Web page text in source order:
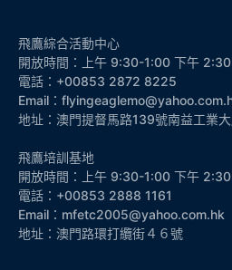
飛鷹綜合活動中心
開放時間：上午 9:30-1:00 下午
電話：+00853 2872 8225
Email：
地址：澳門提督馬路139號南益工業
飛鷹培訓基地
開放時間：上午 9:30-1:00 下午
電話：+00853 2888 1161
Email：mfetc2005@yahoo.com.hk
地址：澳門路環打纜街４６號